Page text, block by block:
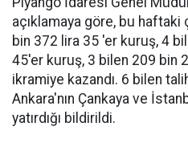
açıklamaya göre, bu
bin 372 lira 35 'er kuruş, 4
45'er kuruş, 3 bilen 209 bin
ikramiye kazandı. 6 bilen
Ankara'nın Çankaya ve
yatırdığı bildirildi.